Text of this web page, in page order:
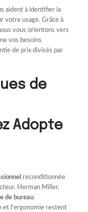
aident à identifier la
votre usage. Grâce à
vous orientons vers
vos besoins
de prix divisés par
de
Adopte
reconditionnée
Herman Miller,
de bureau
et l'ergonomie restent